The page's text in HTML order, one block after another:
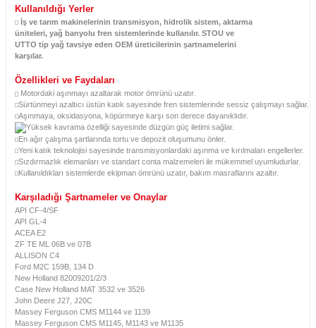
Kullanıldığı Yerler
İş ve tarım makinelerinin transmisyon, hidrolik sistem, aktarma
üniteleri, yağ banyolu fren sistemlerinde kullanılır. STOU ve
UTTO tip yağ tavsiye eden OEM üreticilerinin şartnamelerini
karşılar.
Özellikleri ve Faydaları
Motordaki aşınmayı azaltarak motor ömrünü uzatır.
Sürtünmeyi azaltıcı üstün katık sayesinde fren sistemlerinde sessiz çalışmayı sağlar.
Aşınmaya, oksidasyona, köpürmeye karşı son derece dayanıklıdır.
Yüksek kavrama özelliği sayesinde düzgün güç iletimi sağlar.
En ağır çalışma şartlarında tortu ve depozit oluşumunu önler.
Yeni katık teknolojisi sayesinde transmisyonlardaki aşınma ve kırılmaları engellerler.
Sızdırmazlık elemanları ve standart conta malzemeleri ile mükemmel uyumludurlar.
Kullanıldıkları sistemlerde ekipman ömrünü uzatır, bakım masraflarını azaltır.
Karşıladığı Şartnameler ve Onaylar
API CF-4/SF
API GL-4
ACEA E2
ZF TE ML 06B ve 07B
ALLISON C4
Ford M2C 159B, 134 D
New Holland 82009201/2/3
Case New Holland MAT 3532 ve 3526
John Deere J27, J20C
Massey Ferguson CMS M1144 ve 1139
Massey Ferguson CMS M1145, M1143 ve M1135